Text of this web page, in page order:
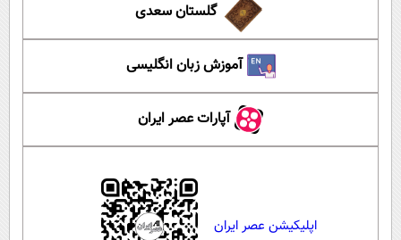
گلستان سعدی
آموزش زبان انگلیسی
آپارات عصر ایران
اپلیکیشن عصر ایران